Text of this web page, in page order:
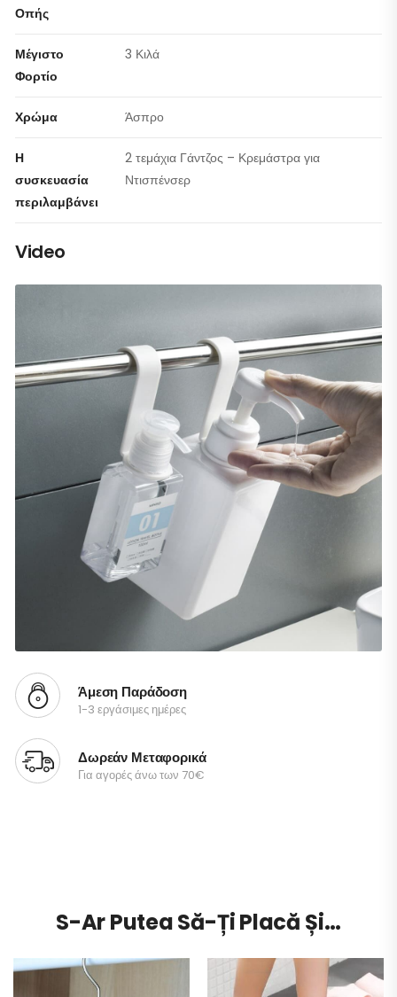
Οπής
Μέγιστο
Φορτίο
3 Κιλά
Χρώμα Άσπρο
Η
συσκευασία
περιλαμβάνει
2 τεμάχια Γάντζος – Κρεμάστρα για
Ντισπένσερ
Video
Άμεση Παράδοση
1-3 εργάσιμες ημέρες
Δωρεάν Μεταφορικά
Για αγορές άνω των 70€
S-Ar Putea Să-Ți Placă Și…